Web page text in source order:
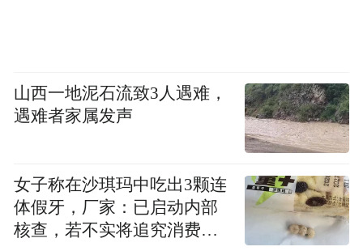
山西一地泥石流致3人遇难，
遇难者家属发声
女子称在沙琪玛中吃出3颗连
体假牙，厂家：已启动内部
核查，若不实将追究消费者